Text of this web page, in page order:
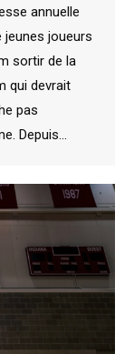
annuelle
jeunes joueurs
sortir de la
qui devrait
pas
Depuis…